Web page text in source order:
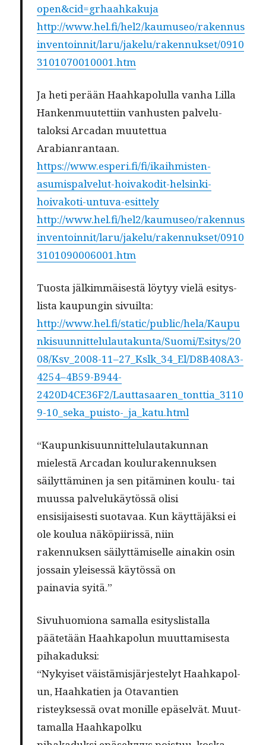
open&cid=grhaahkakuja
http://www.hel.fi/hel2/kaumuseo/rakennus
inventoinnit/laru/jakelu/rakennukset/0910
3101070010001.htm
Ja heti perään Haahkapolul­la van­ha Lil­la
Han­ken­muutet­ti­in van­hus­ten palve­lu­
talok­si Arcadan muutet­tua
Arabianrantaan.
https://www.esperi.fi/fi/ikaihmisten-
asumispalvelut-hoivakodit-helsinki-
hoivakoti-untuva-esittely
http://www.hel.fi/hel2/kaumuseo/rakennus
inventoinnit/laru/jakelu/rakennukset/0910
3101090006001.htm
Tuos­ta jälkim­mäis­es­tä löy­tyy vielä esi­tys­
lista kaupun­gin sivuilta:
http://www.hel.fi/static/public/hela/Kaupu
nkisuunnittelulautakunta/Suomi/Esitys/20
08/Ksv_2008-11–27_Kslk_34_El/D8B408A3-
4254–4B59-B944-
2420D4CE36F2/Lauttasaaren_tonttia_3110
9-10_seka_puisto-_ja_katu.html
“Kaupunkisu­un­nit­telu­lau­takun­nan
mielestä Arcadan koulurakennuksen
säi­lyt­tämi­nen ja sen pitämi­nen koulu- tai
muus­sa palvelukäytössä olisi
ensisi­jais­es­ti suo­tavaa. Kun käyt­täjäk­si ei
ole koulua näköpi­iris­sä, niin
raken­nuk­sen säi­lyt­tämiselle ainakin osin
jos­sain yleisessä käytössä on
painavia syitä.”
Sivuhuomiona samal­la esi­tys­listal­la
päätetään Haahkapol­un muut­tamis­es­ta
pihakaduksi:
“Nykyiset väistämisjär­jeste­lyt Haahkapol­
un, Haahka­tien ja Otavantien
risteyk­sessä ovat monille epä­selvät. Muut­
ta­mal­la Haahkapolku